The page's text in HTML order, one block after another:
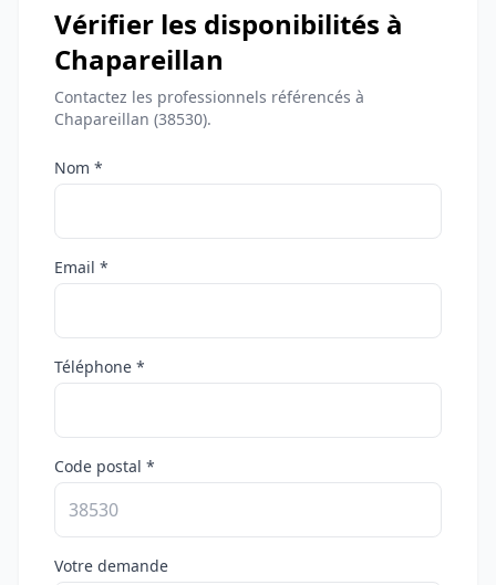
Vérifier les disponibilités à
Chapareillan
Contactez les professionnels référencés à
Chapareillan (38530).
Nom *
Email *
Téléphone *
Code postal *
Votre demande